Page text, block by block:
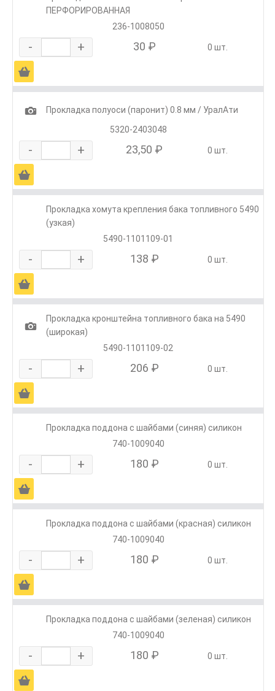
ПЕРФОРИРОВАННАЯ
236-1008050
- + 30 ₽ 0 шт.
Ä
1
Прокладка полуоси (паронит) 0.8 мм / УралАти
5320-2403048
- + 23,50 ₽ 0 шт.
Ä
Прокладка хомута крепления бака топливного 5490
(узкая)
5490-1101109-01
- + 138 ₽ 0 шт.
Ä
1
Прокладка кронштейна топливного бака на 5490
(широкая)
5490-1101109-02
- + 206 ₽ 0 шт.
Ä
Прокладка поддона с шайбами (синяя) силикон
740-1009040
- + 180 ₽ 0 шт.
Ä
Прокладка поддона с шайбами (красная) силикон
740-1009040
- + 180 ₽ 0 шт.
Ä
Прокладка поддона с шайбами (зеленая) силикон
740-1009040
- + 180 ₽ 0 шт.
Ä